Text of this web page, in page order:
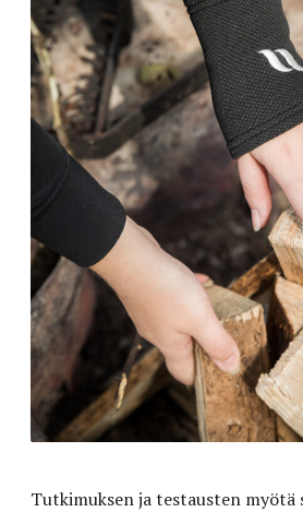
Tutkimuksen ja testausten myötä